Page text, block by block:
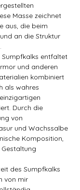
Masse zeichnet
aus, die beim
an die Struktur
Sumpfkalks entfaltet
und anderen
kombiniert
als wahres
Durch die
von
und Wachssalbe
Komposition,
des Sumpfkalks
von mir